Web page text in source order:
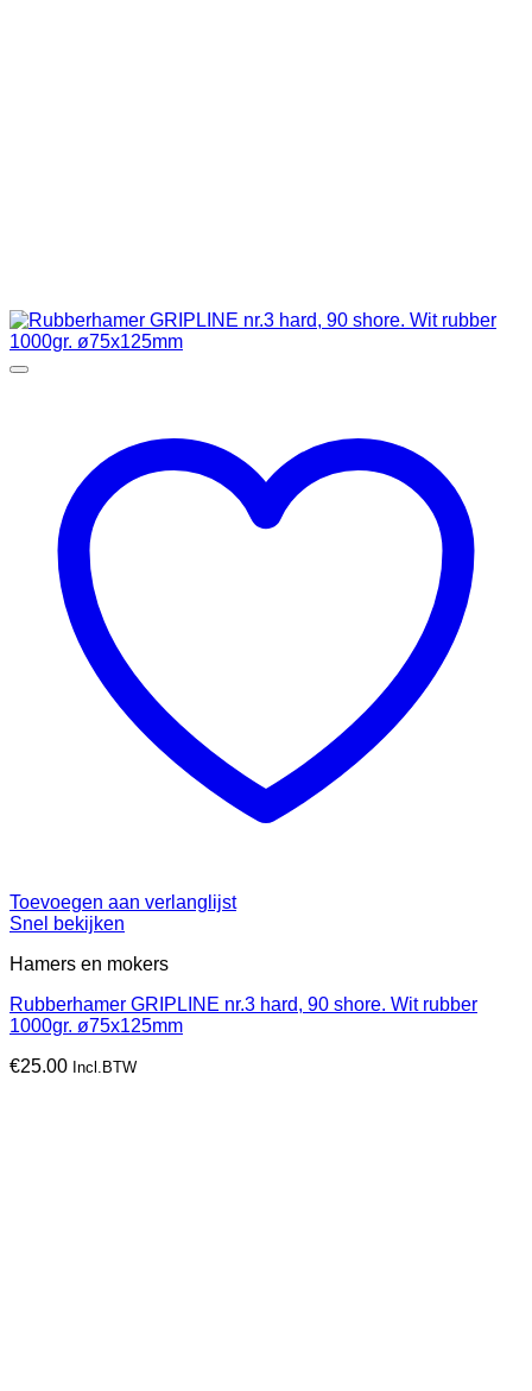
Toevoegen aan verlanglijst
Snel bekijken
Hamers en mokers
Rubberhamer GRIPLINE nr.3 hard, 90 shore. Wit rubber
1000gr. ø75x125mm
€25.00 Incl.BTW